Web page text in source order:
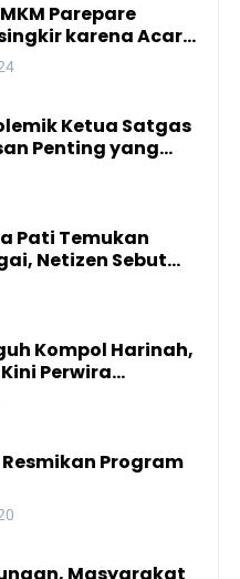
Parepare
karena Acara
Ketua Satgas
Penting yang
Publik
Pati Temukan
Netizen Sebut
Kompol Harinah,
Perwira
Sulsel
Program